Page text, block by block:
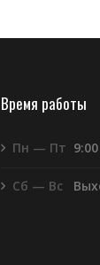
Время работы
Пн — Пт
Сб — Вс